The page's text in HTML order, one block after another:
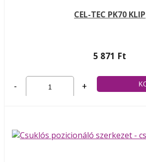
CEL-TEC PK70 KLIP
5 871 Ft
- +